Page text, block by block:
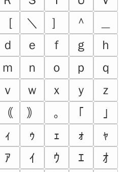
［ ＼ ］ ＾
ｄ ｅ ｆ ｇ
ｈ
ｍ ｎ ｏ ｐ
ｑ
ｖ ｗ ｘ ｙ
ｚ
｟ ｠ ｡ ｢
｣
ｨ ｩ ｪ ｫ
ｬ
ｱ ｲ ｳ ｴ
ｵ